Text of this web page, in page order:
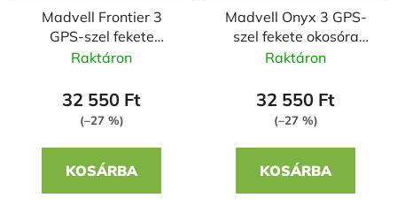
Madvell Frontier 3
GPS-szel fekete
okosóra narancssárga
szíjjal
Raktáron
32 550 Ft
(–27 %)
KOSÁRBA
Madvell Onyx 3 GPS-
szel fekete okosóra
szilikon szíjjal
Raktáron
32 550 Ft
(–27 %)
KOSÁRBA